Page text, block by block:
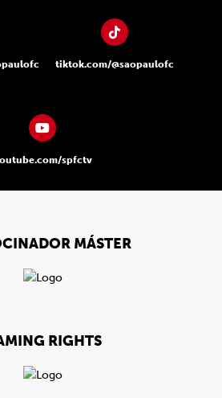
tiktok.com/@saopaulofc
spfctv
MÁSTER
RIGHTS